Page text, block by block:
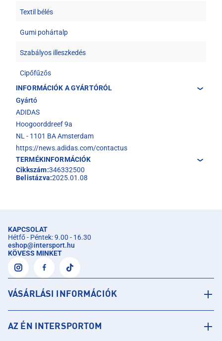
Textil bélés
Gumi pohártalp
Szabályos illeszkedés
Cipőfűzős
INFORMÁCIÓK A GYÁRTÓRÓL
Gyártó
ADIDAS
Hoogoorddreef 9a
NL - 1101 BA Amsterdam
https://news.adidas.com/contactus
TERMÉKINFORMÁCIÓK
Cikkszám:346332500
Belistázva:2025.01.08
KAPCSOLAT
Hétfő - Péntek: 9.00 - 16.30
eshop@intersport.hu
KÖVESS MINKET
VÁSÁRLÁSI INFORMÁCIÓK
AZ ÉN INTERSPORTOM